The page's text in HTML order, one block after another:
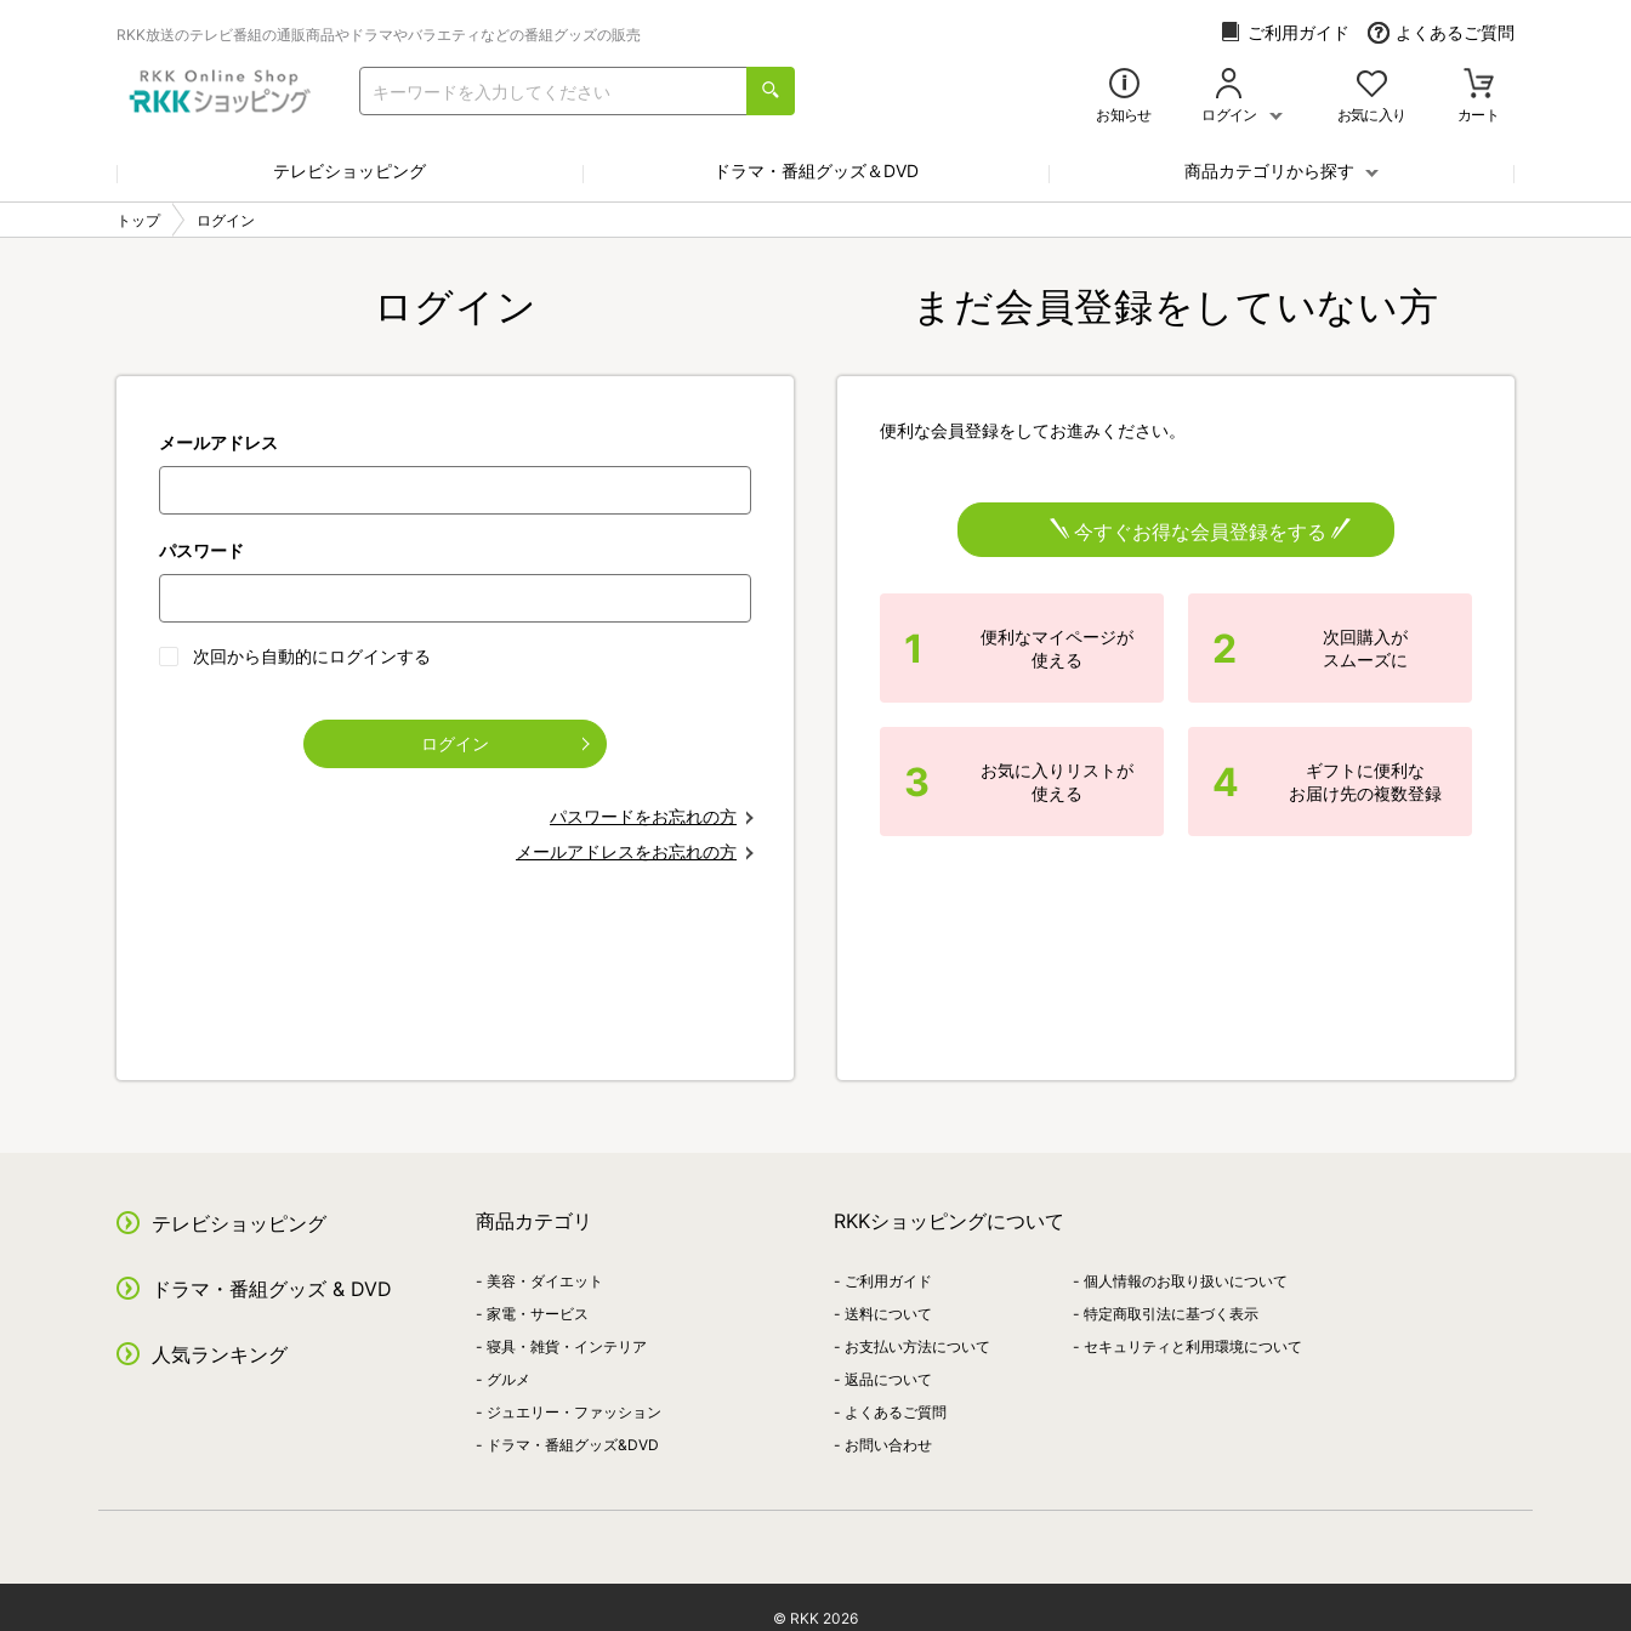
RKK放送のテレビ番組の通販商品やドラマやバラエティなどの番組グッズの販売 ご利用ガイド よくあるご質問
お知らせ ログイン お気に入り カート
テレビショッピング ドラマ・番組グッズ＆DVD 商品カテゴリから探す
トップ ログイン
ログイン
メールアドレス
パスワード
次回から自動的にログインする
ログイン
パスワードをお忘れの方
メールアドレスをお忘れの方
まだ会員登録をしていない方
便利な会員登録をしてお進みください。
今すぐお得な会員登録をする
1
便利なマイページが
使える
2
次回購入が
スムーズに
3
お気に入りリストが
使える
4
ギフトに便利な
お届け先の複数登録
テレビショッピング
ドラマ・番組グッズ & DVD
人気ランキング
商品カテゴリ
美容・ダイエット
家電・サービス
寝具・雑貨・インテリア
グルメ
ジュエリー・ファッション
ドラマ・番組グッズ&DVD
RKKショッピングについて
ご利用ガイド
送料について
お支払い方法について
返品について
よくあるご質問
お問い合わせ
個人情報のお取り扱いについて
特定商取引法に基づく表示
セキュリティと利用環境について
© RKK 2026